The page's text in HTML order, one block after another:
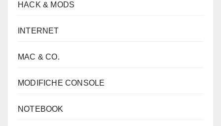
HACK & MODS
INTERNET
MAC & CO.
MODIFICHE CONSOLE
NOTEBOOK